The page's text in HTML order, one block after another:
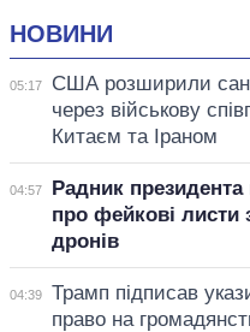
НОВИНИ
05:17
США розширили
через військову
Китаєм та Іраном
04:57
Радник президента
про фейкові листи
дронів
04:39
Трамп підписав
право на